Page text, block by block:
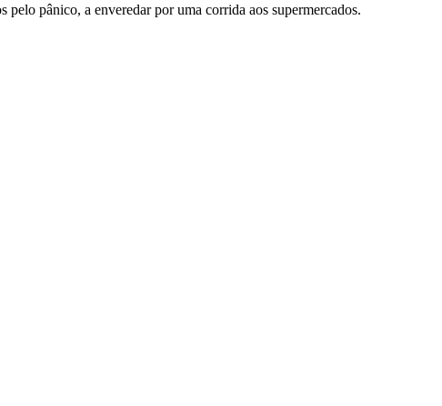
pânico, a enveredar por uma corrida aos supermercados.